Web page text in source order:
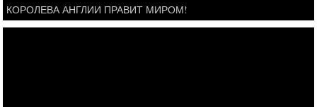
КОРОЛЕВА АНГЛИИ ПРАВИТ МИРОМ!